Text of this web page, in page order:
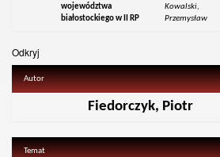
województwa
białostockiego w II RP
Kowalski,
Przemysław
Odkryj
Autor
Fiedorczyk, Piotr
Temat